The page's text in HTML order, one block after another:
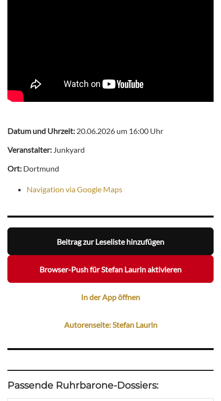
Datum und Uhrzeit: 20.06.2026 um 16:00 Uhr
Veranstalter: Junkyard
Ort: Dortmund
Navigation via Google Maps
Beitrag zur Leseliste hinzufügen
Browser-Push für Stefan Laurin aktivieren
In der App öffnen
Autorenseite: Stefan Laurin
Passende Ruhrbarone-Dossiers: